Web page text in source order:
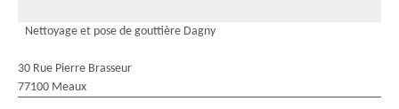
Nettoyage et pose de gouttière Dagny
30 Rue Pierre Brasseur
77100 Meaux